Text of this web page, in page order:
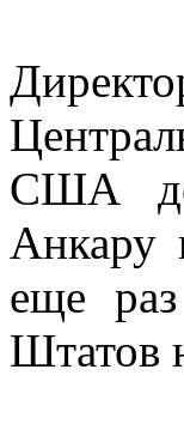
США
Анкару
еще
Штатов